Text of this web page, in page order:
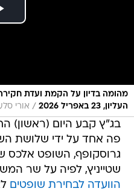
העליון, 23 באפריל 2026
/ אורי
בג"ץ קבע היום (ראשון)
פה אחד על ידי שלושת
גרוסקופף, השופט אלכס
שטייניץ, לפיה על שר
הוועדה לבחירת שופטים